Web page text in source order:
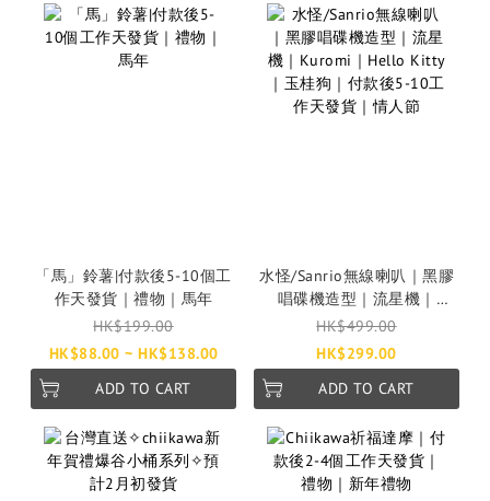
「馬」鈴薯|付款後5-10個工
作天發貨｜禮物｜馬年
HK$199.00
HK$88.00 ~ HK$138.00
ADD TO CART
水怪/Sanrio無線喇叭｜黑膠
唱碟機造型｜流星機｜
Kuromi｜Hello Kitty｜玉桂
狗｜付款後5-10工作天發貨
｜情人節
HK$499.00
HK$299.00
ADD TO CART